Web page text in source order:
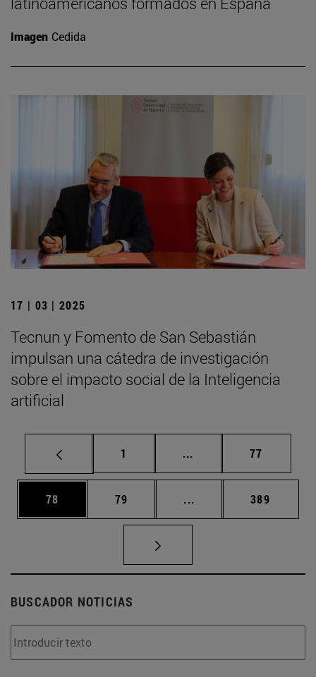
Imagen Cedida
17 | 03 | 2025
Tecnun y Fomento de San Sebastián
impulsan una cátedra de investigación
sobre el impacto social de la Inteligencia
artificial
Página
1 ... Páginas intermedias
Página
77
Página
78 Página
79 ... Páginas intermedias
Página
389
BUSCADOR NOTICIAS